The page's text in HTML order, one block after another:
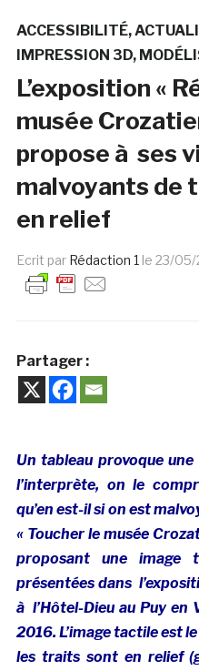
ACCESSIBILITÉ
IMPRESSION 3D
L’exposition «
musée
propose à ses
malvoyants de
en relief
Ecrit par Rédaction 1 le 23/05/
Partager :
Un tableau provoque
l’interprète, on le
qu’en est-il si on est
« Toucher le musée
proposant une image
présentées dans
à l’Hôtel-Dieu au Puy en
2016. L’image tactile est
les traits sont en relief